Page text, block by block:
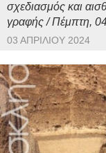
σχεδιασμός και
γραφής / Πέμπτη,
03 ΑΠΡΙΛΊΟΥ 2024